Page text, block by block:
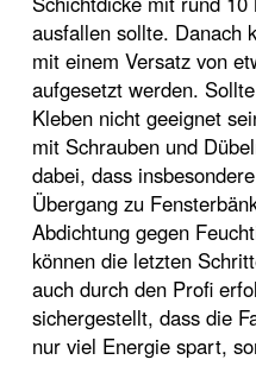
ausfallen sollte. Danach
mit einem Versatz von
aufgesetzt werden.
Kleben nicht geeignet
mit Schrauben und
dabei, dass
Übergang zu
Abdichtung gegen
können die letzten
auch durch den Profi
sichergestellt, dass die
nur viel Energie spart,